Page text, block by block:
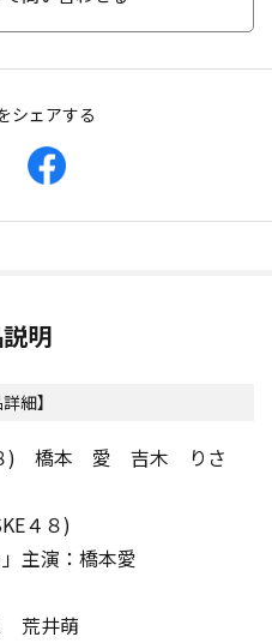
シェアする
明
細】
８) 橋本 愛 吉木 りさ
４８)
主演：橋本愛
荒井萌